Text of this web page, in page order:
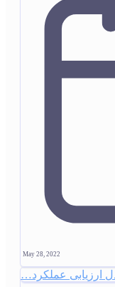
May 28, 2022